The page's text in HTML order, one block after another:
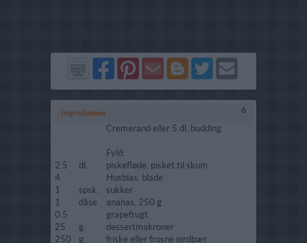
Del
på
Facebook
Del
på
Pinterest
Send
via
GMail
Del
på
Blogger
Del
på
Twitter
Send
Ingredienser 6
Cremerand eller 5 dl. budding
Fyld:
2.5
dl.
piskefløde, pisket til skum
4
Husblas, blade
1
spsk.
sukker
1
dåse
ananas, 250 g
0.5
grapefrugt
25
g.
dessertmakroner
250
g. friske eller frosne jordbær